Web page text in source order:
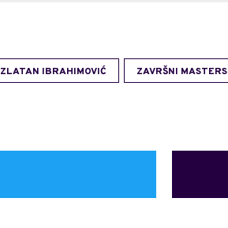
ZLATAN IBRAHIMOVIĆ ZAVRŠNI MASTERS